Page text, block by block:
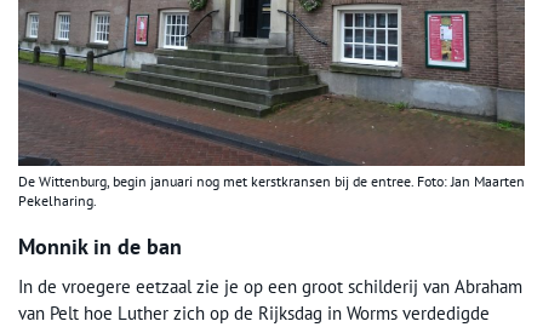
De Wittenburg, begin januari nog met kerstkransen bij de entree. Foto: Jan Maarten
Pekelharing.
Monnik in de ban
In de vroegere eetzaal zie je op een groot schilderij van Abraham
van Pelt hoe Luther zich op de Rijksdag in Worms verdedigde